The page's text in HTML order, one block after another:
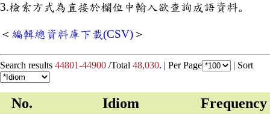
3.檢索方式為直接於欄位中輸入欲查詢成語資料。
＜ 編輯總資料庫下載(CSV)＞
Search results 44801-44900 /Total 48,030. | Per Page | Sort
No. Idiom
Frequency